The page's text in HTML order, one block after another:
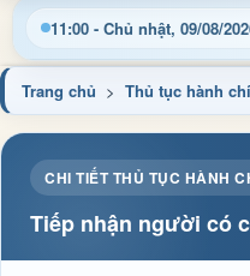
11:00 - Chủ nhật, 09/08/
Chào mừng quý bạn
Trang chủ > Thủ tục hành
CHI TIẾT THỦ TỤC HÀNH
Tiếp nhận người có